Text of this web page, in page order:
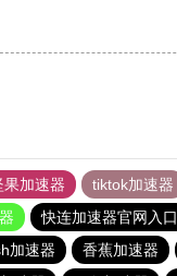
果加速器 tiktok加速器
快连加速器官网入口
加速器 香蕉加速器